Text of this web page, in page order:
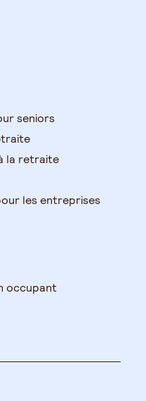
seniors
la retraite
les entreprises
occupant